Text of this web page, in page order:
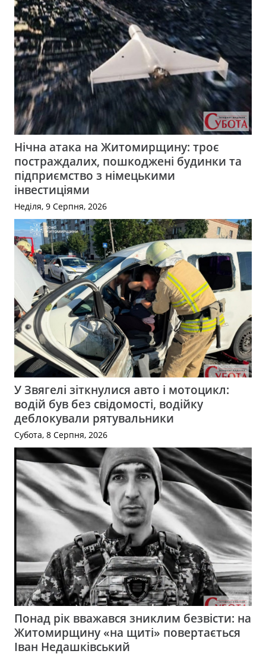
Нічна атака на Житомирщину: троє
постраждалих, пошкоджені будинки та
підприємство з німецькими
інвестиціями
Неділя, 9 Серпня, 2026
У Звягелі зіткнулися авто і мотоцикл:
водій був без свідомості, водійку
деблокували рятувальники
Субота, 8 Серпня, 2026
Понад рік вважався зниклим безвісти: на
Житомирщину «на щиті» повертається
Іван Недашківський